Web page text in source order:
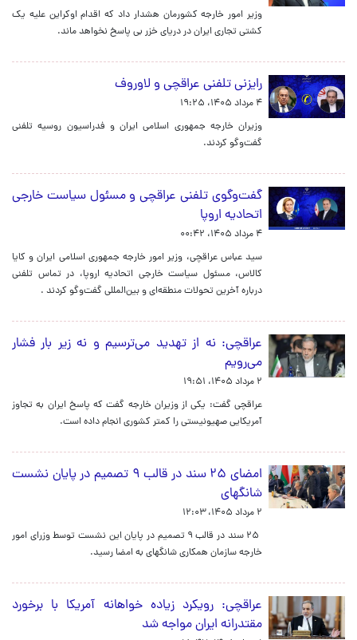
وزیر امور خارجه کشورمان هشدار داد که اقدام اوکراین علیه یک
کشتی تجاری ایران در دریای خزر بی پاسخ نخواهد ماند.
رایزنی تلفنی عراقچی و لاوروف
۴ مرداد ۱۴۰۵، ۱۹:۲۵
وزیران خارجه جمهوری اسلامی ایران و فدراسیون روسیه تلفنی
گفت‌وگو کردند.
گفت‌وگوی تلفنی عراقچی و مسئول سیاست خارجی
اتحادیه اروپا
۴ مرداد ۱۴۰۵، ۰۰:۴۲
سید عباس عراقچی، وزیر امور خارجه جمهوری اسلامی ایران و کایا
کالاس، مسئول سیاست خارجی اتحادیه اروپا، در تماس تلفنی
درباره آخرین تحولات منطقه‌ای و بین‌المللی گفت‌وگو کردند .
عراقچی: نه از تهدید می‌ترسیم و نه زیر بار فشار
می‌رویم
۲ مرداد ۱۴۰۵، ۱۹:۵۱
عراقچی گفت: یکی از وزیران خارجه گفت که پاسخ ایران به تجاوز
آمریکایی صهیونیستی را کمتر کشوری انجام داده است.
امضای ۲۵ سند در قالب ۹ تصمیم در پایان نشست
شانگهای
۲ مرداد ۱۴۰۵، ۱۲:۰۳
۲۵ سند در قالب ۹ تصمیم در پایان این نشست توسط وزرای امور
خارجه سازمان همکاری شانگهای به امضا رسید.
عراقچی: رویکرد زیاده خواهانه آمریکا با برخورد
مقتدرانه ایران مواجه شد